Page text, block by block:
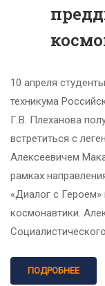
10 апреля
техникума
Г.В. Плеханова
встретиться с
Алексеевичем
рамках
«Диалог с
космонавтики.
ПОДРОБНЕЕ